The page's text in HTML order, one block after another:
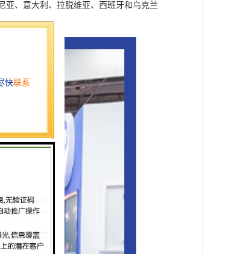
亚、意大利、拉脱维亚、西班牙和乌克兰